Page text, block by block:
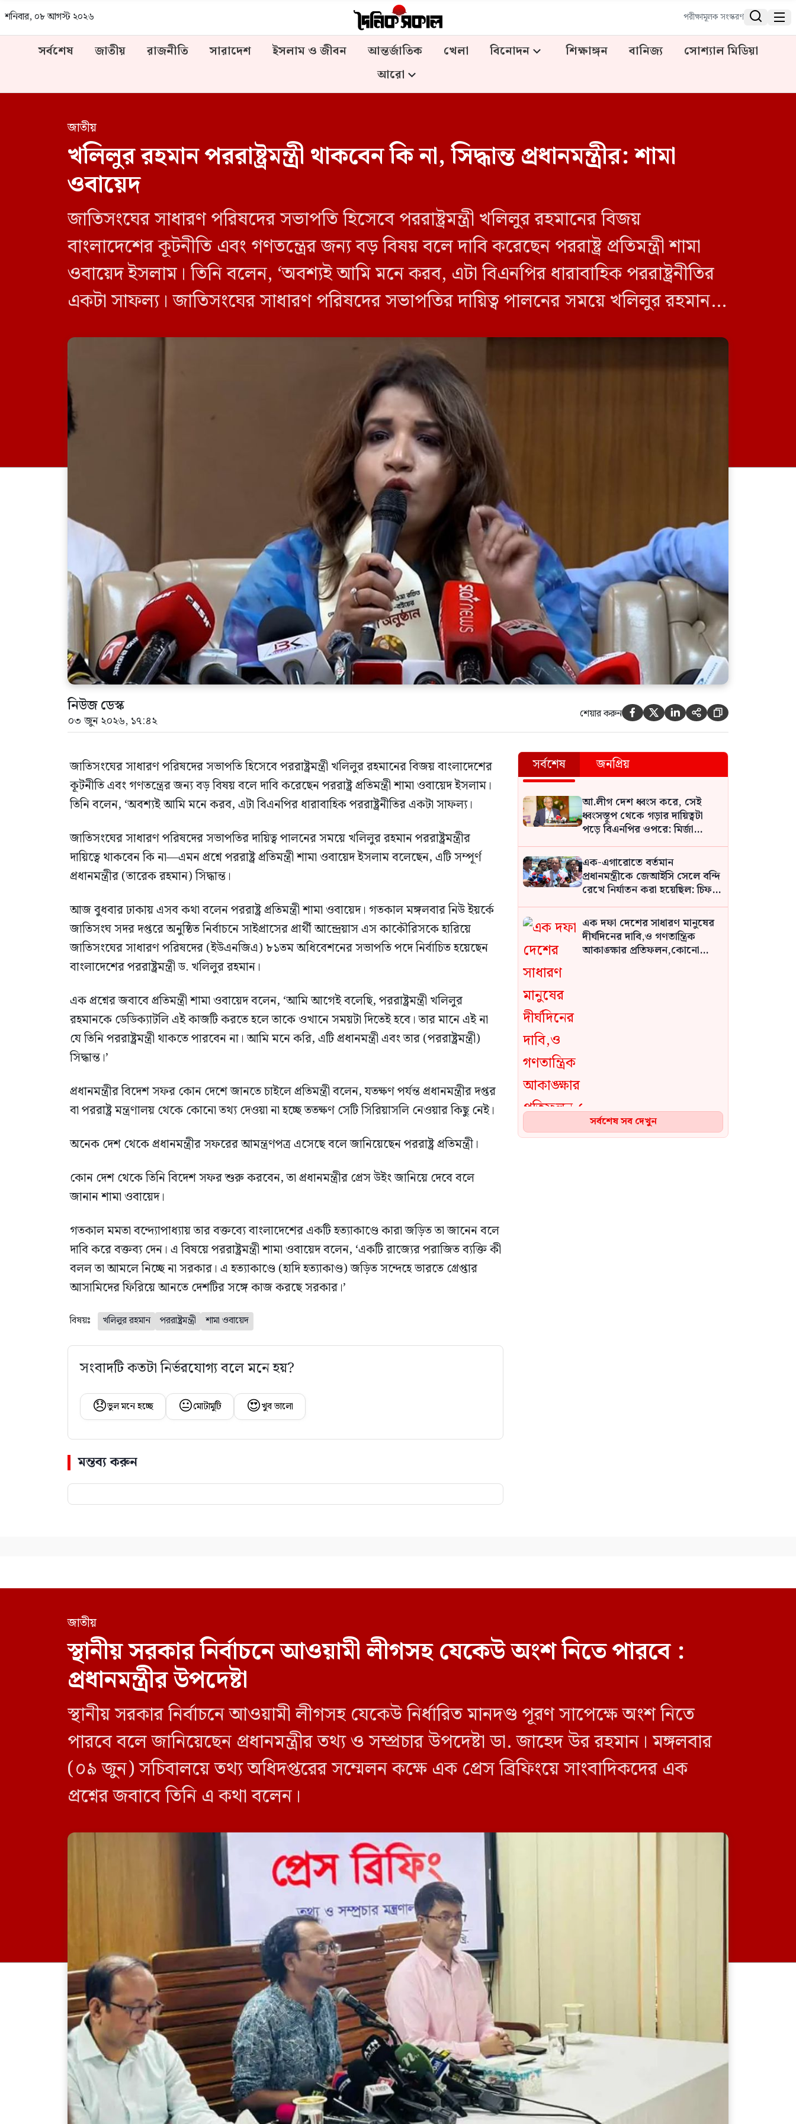
শনিবার, ০৮ আগস্ট ২০২৬ পরীক্ষামূলক সংস্করণ  
সর্বশেষ জাতীয় রাজনীতি সারাদেশ ইসলাম ও জীবন আন্তর্জাতিক খেলা বিনোদন শিক্ষাঙ্গন বানিজ্য
সোশ্যাল মিডিয়া
আরো
জাতীয়
খলিলুর রহমান পররাষ্ট্রমন্ত্রী থাকবেন কি না, সিদ্ধান্ত প্রধানমন্ত্রীর: শামা
ওবায়েদ
জাতিসংঘের সাধারণ পরিষদের সভাপতি হিসেবে পররাষ্ট্রমন্ত্রী খলিলুর রহমানের বিজয়
বাংলাদেশের কূটনীতি এবং গণতন্ত্রের জন্য বড় বিষয় বলে দাবি করেছেন পররাষ্ট্র প্রতিমন্ত্রী শামা
ওবায়েদ ইসলাম। তিনি বলেন, ‘অবশ্যই আমি মনে করব, এটা বিএনপির ধারাবাহিক পররাষ্ট্রনীতির
একটা সাফল্য। জাতিসংঘের সাধারণ পরিষদের সভাপতির দায়িত্ব পালনের সময়ে খলিলুর রহমান
নিউজ ডেস্ক
০৩ জুন ২০২৬, ১৭:৪২ শেয়ার করুন     
জাতিসংঘের সাধারণ পরিষদের সভাপতি হিসেবে পররাষ্ট্রমন্ত্রী খলিলুর রহমানের বিজয় বাংলাদেশের
কূটনীতি এবং গণতন্ত্রের জন্য বড় বিষয় বলে দাবি করেছেন পররাষ্ট্র প্রতিমন্ত্রী শামা ওবায়েদ ইসলাম।
তিনি বলেন, ‘অবশ্যই আমি মনে করব, এটা বিএনপির ধারাবাহিক পররাষ্ট্রনীতির একটা সাফল্য।
জাতিসংঘের সাধারণ পরিষদের সভাপতির দায়িত্ব পালনের সময়ে খলিলুর রহমান পররাষ্ট্রমন্ত্রীর
দায়িত্বে থাকবেন কি না—এমন প্রশ্নে পররাষ্ট্র প্রতিমন্ত্রী শামা ওবায়েদ ইসলাম বলেছেন, এটি সম্পূর্ণ
প্রধানমন্ত্রীর (তারেক রহমান) সিদ্ধান্ত।
আজ বুধবার ঢাকায় এসব কথা বলেন পররাষ্ট্র প্রতিমন্ত্রী শামা ওবায়েদ। গতকাল মঙ্গলবার নিউ ইয়র্কে
জাতিসংঘ সদর দপ্তরে অনুষ্ঠিত নির্বাচনে সাইপ্রাসের প্রার্থী আন্দ্রেয়াস এস কাকৌরিসকে হারিয়ে
জাতিসংঘের সাধারণ পরিষদের (ইউএনজিএ) ৮১তম অধিবেশনের সভাপতি পদে নির্বাচিত হয়েছেন
বাংলাদেশের পররাষ্ট্রমন্ত্রী ড. খলিলুর রহমান।
এক প্রশ্নের জবাবে প্রতিমন্ত্রী শামা ওবায়েদ বলেন, ‘আমি আগেই বলেছি, পররাষ্ট্রমন্ত্রী খলিলুর
রহমানকে ডেডিক্যাটলি এই কাজটি করতে হলে তাকে ওখানে সময়টা দিতেই হবে। তার মানে এই না
যে তিনি পররাষ্ট্রমন্ত্রী থাকতে পারবেন না। আমি মনে করি, এটি প্রধানমন্ত্রী এবং তার (পররাষ্ট্রমন্ত্রী)
সিদ্ধান্ত।’
প্রধানমন্ত্রীর বিদেশ সফর কোন দেশে জানতে চাইলে প্রতিমন্ত্রী বলেন, যতক্ষণ পর্যন্ত প্রধানমন্ত্রীর দপ্তর
বা পররাষ্ট্র মন্ত্রণালয় থেকে কোনো তথ্য দেওয়া না হচ্ছে ততক্ষণ সেটি সিরিয়াসলি নেওয়ার কিছু নেই।
অনেক দেশ থেকে প্রধানমন্ত্রীর সফরের আমন্ত্রণপত্র এসেছে বলে জানিয়েছেন পররাষ্ট্র প্রতিমন্ত্রী।
কোন দেশ থেকে তিনি বিদেশ সফর শুরু করবেন, তা প্রধানমন্ত্রীর প্রেস উইং জানিয়ে দেবে বলে
জানান শামা ওবায়েদ।
গতকাল মমতা বন্দ্যোপাধ্যায় তার বক্তব্যে বাংলাদেশের একটি হত্যাকাণ্ডে কারা জড়িত তা জানেন বলে
দাবি করে বক্তব্য দেন। এ বিষয়ে পররাষ্ট্রমন্ত্রী শামা ওবায়েদ বলেন, ‘একটি রাজ্যের পরাজিত ব্যক্তি কী
বলল তা আমলে নিচ্ছে না সরকার। এ হত্যাকাণ্ডে (হাদি হত্যাকাণ্ড) জড়িত সন্দেহে ভারতে গ্রেপ্তার
আসামিদের ফিরিয়ে আনতে দেশটির সঙ্গে কাজ করছে সরকার।’
বিষয়ঃ খলিলুর রহমান পররাষ্ট্রমন্ত্রী শামা ওবায়েদ
সংবাদটি কতটা নির্ভরযোগ্য বলে মনে হয়?
😞ভুল মনে হচ্ছে 😐মোটামুটি 😍খুব ভালো
মন্তব্য করুন
সর্বশেষ জনপ্রিয়
আ.লীগ দেশ ধ্বংস করে, সেই
ধ্বংসস্তূপ থেকে গড়ার দায়িত্বটা
পড়ে বিএনপির ওপরে: মির্জা
ফখরুল
এক-এগারোতে বর্তমান
প্রধানমন্ত্রীকে জেআইসি সেলে বন্দি
রেখে নির্যাতন করা হয়েছিল: চিফ
প্রসিকিউটর
এক দফা দেশের সাধারণ মানুষের
দীর্ঘদিনের দাবি,ও গণতান্ত্রিক
আকাঙ্ক্ষার প্রতিফলন,কোনো
জুলাই স্মৃতি জাদুঘরকে কোনো
দলের ইতিহাস নয়, জাতীয় ইতিহাস
ভেঙে দেওয়া হবে: আইনমন্ত্রী
সর্বশেষ সব দেখুন
জাতীয়
স্থানীয় সরকার নির্বাচনে আওয়ামী লীগসহ যেকেউ অংশ নিতে পারবে :
প্রধানমন্ত্রীর উপদেষ্টা
স্থানীয় সরকার নির্বাচনে আওয়ামী লীগসহ যেকেউ নির্ধারিত মানদণ্ড পূরণ সাপেক্ষে অংশ নিতে
পারবে বলে জানিয়েছেন প্রধানমন্ত্রীর তথ্য ও সম্প্রচার উপদেষ্টা ডা. জাহেদ উর রহমান। মঙ্গলবার
(০৯ জুন) সচিবালয়ে তথ্য অধিদপ্তরের সম্মেলন কক্ষে এক প্রেস ব্রিফিংয়ে সাংবাদিকদের এক
প্রশ্নের জবাবে তিনি এ কথা বলেন।